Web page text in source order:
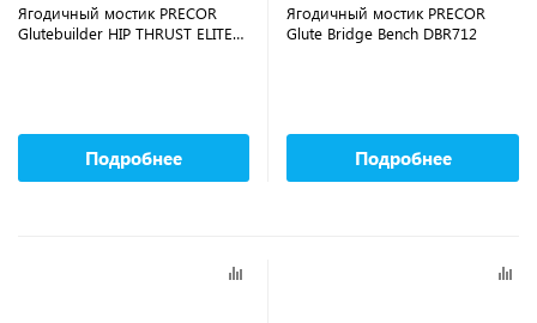
Ягодичный мостик PRECOR
Glutebuilder HIP THRUST ELITE
Подробнее
Ягодичный мостик PRECOR
Glute Bridge Bench DBR712
Подробнее